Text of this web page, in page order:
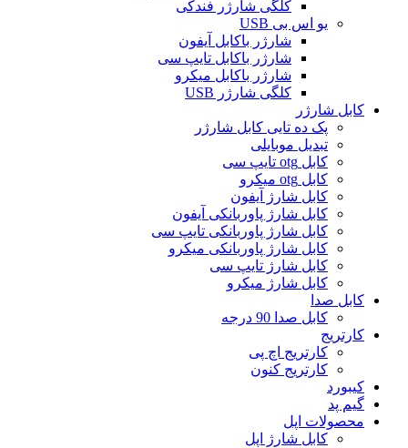
کلگی شارژر فندکی
یو اس بی USB
شارژر باکابل آیفون
شارژر باکابل تایپ سی
شارژر باکابل میکرو
کلگی شارژر USB
کابل شارژر
پک ده تایی کابل شارژر
تبدیل موبایلی
کابل otg تایپ سی
کابل otg میکرو
کابل شارژ آیفون
کابل شارژ پاوربانکی آیفون
کابل شارژ پاوربانکی تایپ سی
کابل شارژ پاوربانکی میکرو
کابل شارژ تایپ سی
کابل شارژ میکرو
کابل صدا
کابل صدا 90 درجه
کارتریج
کارتریج اچ پی
کارتریج کنون
کیبورد
گیم پد
محصولات اپل
کابل شارژ اپل